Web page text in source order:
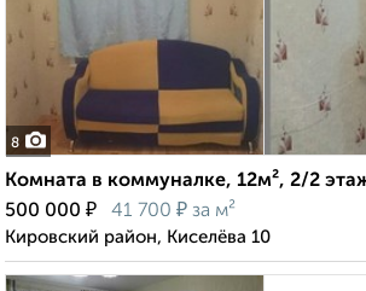
8
Комната в коммуналке, 12м², 2/2
500 000 ₽ 41 700 ₽ за м²
Кировский район, Киселёва 10